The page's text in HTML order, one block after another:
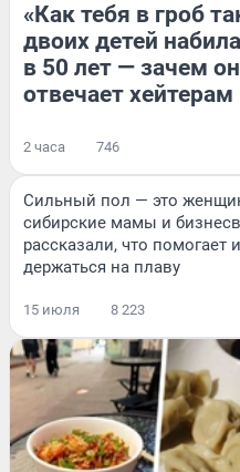
«Как тебя в гроб
двоих детей
в 50 лет — зачем
отвечает хейтерам
2 часа 746
Сильный пол — это
сибирские мамы и
рассказали, что помогает
держаться на плаву
15 июля 8 223